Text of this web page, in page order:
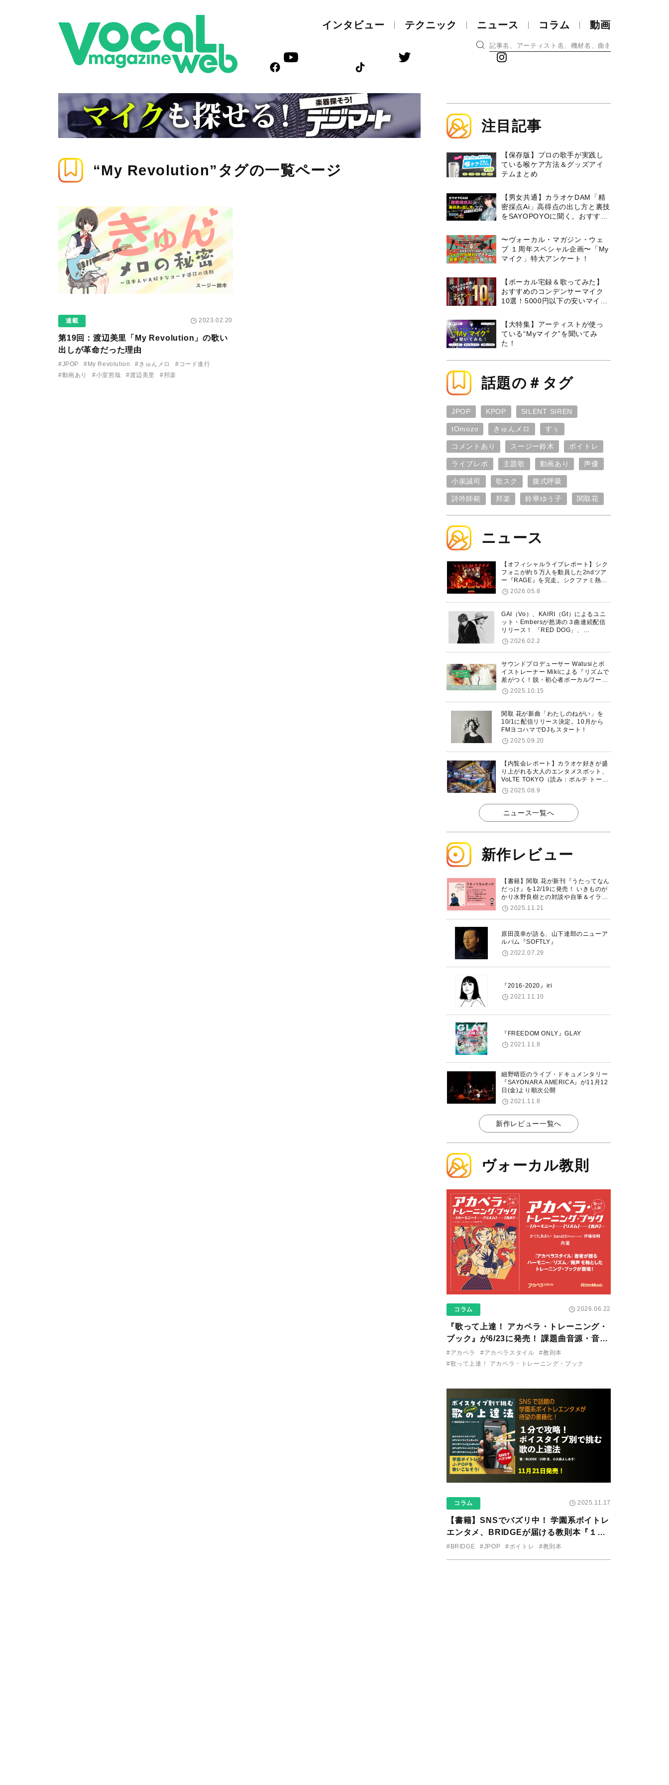
インタビュー テクニック ニュース コラム 動画
“My Revolution”タグの一覧ページ
連載 2023.02.20
第19回： 渡辺美里「My Revolution」の歌い
出しが革命だった理由
#JPOP #My Revolution #きゅんメロ
#コード進行
#動画あり
#小室哲哉 #渡辺美里 #邦楽
注目記事
【保存版】プロの歌手が実践し
ている喉ケア⽅法＆グッズアイ
テムまとめ
【男女共通】カラオケDAM「精
密採点Ai」高得点の出し方と裏技
をSAYOPOYOに聞く。おすすめ
〜ヴォーカル・マガジン・ウェ
ブ １周年スペシャル企画〜「My
マイク」特大アンケート！
【ボーカル宅録＆歌ってみた】
おすすめのコンデンサーマイク
10選！5000円以下の安いマイク
【大特集】アーティストが使っ
ている“Myマイク”を聞いてみ
た！
話題の＃タグ
JPOP KPOP SILENT SIREN
tOmozo きゅんメロ すぅ
コメントあり スージー鈴木 ボイトレ
ライブレポ 主題歌 動画あり 声優
小泉誠司 歌スク 腹式呼吸
詩吟師範 邦楽 鈴華ゆう子 関取花
ニュース
【オフィシャルライブレポート】シク
フォニが約５万人を動員した2ndツア
ー『RAGE』を完走。シクファミ熱狂
のKアリーナ横浜ファイナル公演の模
様をお届け！
2026.05.8
GAI（Vo）、KAIRI（Gt）によるユニ
ット・Embersが怒涛の３曲連続配信
リリース！ 「RED DOG」、
「Untitled Hero」に続き、5thシング
ル「De-Marionette」のリリースを発
表！
2026.02.2
サウンドプロデューサー Watusiとボ
イストレーナー Mikiによる『リズムで
差がつく！脱・初心者ボーカルワーク
ショップ』が12/7に渋谷で開催！
2025.10.15
関取 花が新曲「わたしのねがい」を
10/1に配信リリース決定。10月から
FMヨコハマでDJもスタート！
2025.09.20
【内覧会レポート】カラオケ好きが盛
り上がれる大人のエンタメスポット、
VoLTE TOKYO（読み：ボルテ トーキ
ョー）が東京・品川に8/8グランドオ
ープン！
2025.08.9
ニュース一覧へ
新作レビュー
【書籍】関取 花が新刊『うたってなん
だっけ』を12/19に発売！ いきものが
かり水野良樹との対談や自筆＆イラス
トで綴る自分史も掲載。さらに自身の
誕生日12/18に渋谷で出版記念イベン
トを開催！
2025.11.21
原田茂幸が語る、山下達郎のニューア
ルバム『SOFTLY』
2022.07.29
『2016-2020』iri
2021.11.10
『FREEDOM ONLY』GLAY
2021.11.8
細野晴臣のライブ・ドキュメンタリー
『SAYONARA AMERICA』が11月12
日(金)より順次公開
2021.11.8
新作レビュー一覧へ
ヴォーカル教則
コラム 2026.06.22
『歌って上達！ アカペラ・トレーニング・
ブック』が6/23に発売！ 課題曲音源・音取
り用アプリを公開。
#アカペラ #アカペラスタイル
#教則本
#歌って上達！ アカペラ・トレーニング・ブック
コラム 2025.11.17
【書籍】SNSでバズリ中！ 学園系ボイトレ
エンタメ、BRIDGEが届ける教則本『１分
で攻略！ ボイスタイプ別で挑む歌の上達
#BRIDGE #JPOP #ボイトレ #教則本